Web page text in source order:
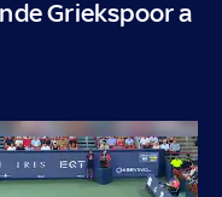
Griekspoor a